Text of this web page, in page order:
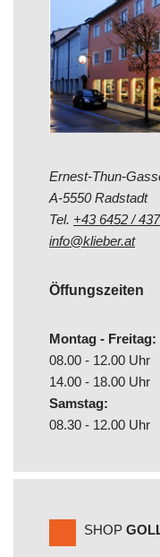
Ernest-Thun-
A-5550 Radstadt
Tel. +43 6452 /
info@klieber.at
Öffungszeiten
Montag - Freitag:
08.00 - 12.00 Uhr
14.00 - 18.00 Uhr
Samstag:
08.30 - 12.00 Uhr
SHOP